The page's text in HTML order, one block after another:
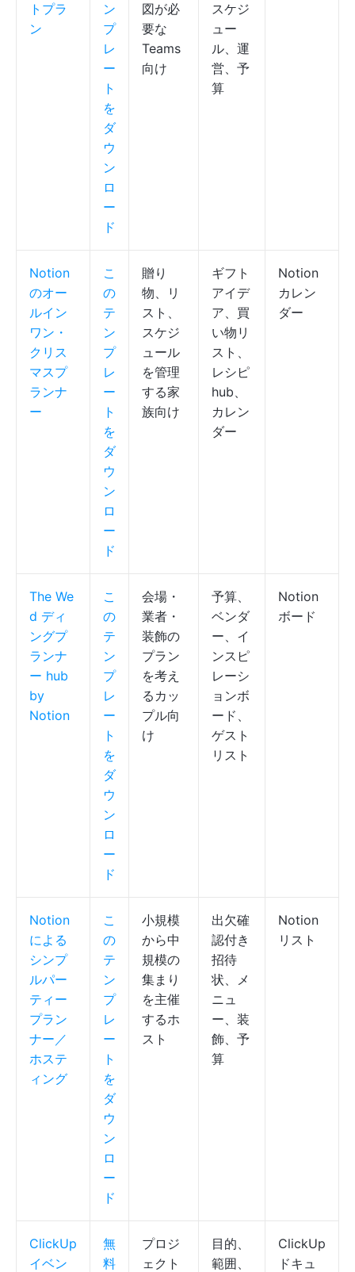
トプラ
ン
ン
プ
レ
ー
ト
を
ダ
ウ
ン
ロ
ー
ド
図が必
要な
Teams
向け
スケジ
ュー
ル、運
営、予
算
Notion
のオー
ルイン
ワン・
クリス
マスプ
ランナ
ー
こ
の
テ
ン
プ
レ
ー
ト
を
ダ
ウ
ン
ロ
ー
ド
贈り
物、リ
スト、
スケジ
ュール
を管理
する家
族向け
ギフト
アイデ
ア、買
い物リ
スト、
レシピ
hub、
カレン
ダー
Notion
カレン
ダー
The We
d ディ
ングプ
ランナ
ー hub
by
Notion
こ
の
テ
ン
プ
レ
ー
ト
を
ダ
ウ
ン
ロ
ー
ド
会場・
業者・
装飾の
プラン
を考え
るカッ
プル向
け
予算、
ベンダ
ー、イ
ンスピ
レーシ
ョンボ
ード、
ゲスト
リスト
Notion
ボード
Notion
による
シンプ
ルパー
ティー
プラン
ナー／
ホステ
ィング
こ
の
テ
ン
プ
レ
ー
ト
を
ダ
ウ
ン
ロ
ー
ド
小規模
から中
規模の
集まり
を主催
するホ
スト
出欠確
認付き
招待
状、メ
ニュ
ー、装
飾、予
算
Notion
リスト
ClickUp
イベン
無
料
プロジ
ェクト
目的、
範囲、
ClickUp
ドキュ